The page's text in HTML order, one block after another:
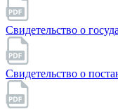
Свидетельство о
Свидетельство о